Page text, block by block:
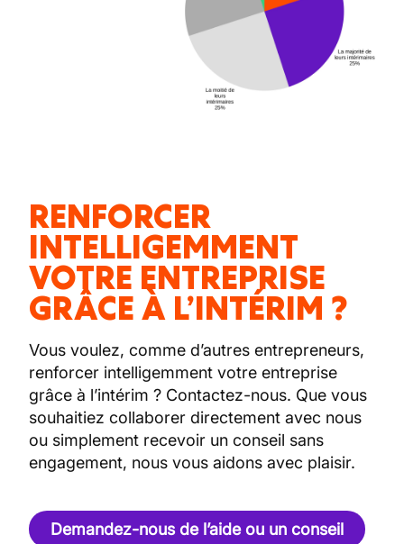
RENFORCER
INTELLIGEMMENT
VOTRE ENTREPRISE
GRÂCE À L’INTÉRIM ?
Vous voulez, comme d’autres entrepreneurs,
renforcer intelligemment votre entreprise
grâce à l’intérim ? Contactez-nous. Que vous
souhaitiez collaborer directement avec nous
ou simplement recevoir un conseil sans
engagement, nous vous aidons avec plaisir.
Demandez-nous de l’aide ou un conseil